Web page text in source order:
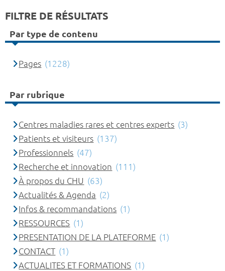
FILTRE DE RÉSULTATS
Par type de contenu
Pages (1228)
Par rubrique
Centres maladies rares et centres experts (3)
Patients et visiteurs (137)
Professionnels (47)
Recherche et innovation (111)
À propos du CHU (63)
Actualités & Agenda (2)
Infos & recommandations (1)
RESSOURCES (1)
PRESENTATION DE LA PLATEFORME (1)
CONTACT (1)
ACTUALITES ET FORMATIONS (1)